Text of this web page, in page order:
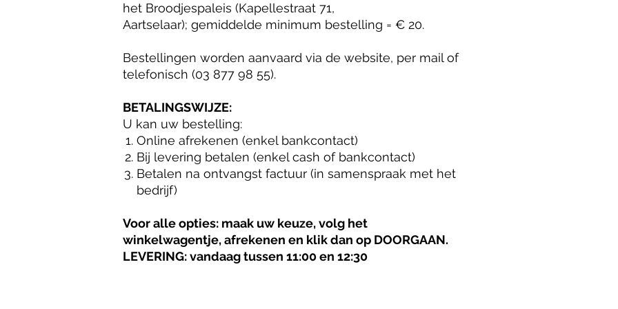
het Broodjespaleis (Kapellestraat 71,
Aartselaar); gemiddelde minimum bestelling = € 20.
Bestellingen worden aanvaard via de website, per mail of
telefonisch (03 877 98 55).
BETALINGSWIJZE:
U kan uw bestelling:
Online afrekenen (enkel bankcontact)
Bij levering betalen (enkel cash of bankcontact)
Betalen na ontvangst factuur (in samenspraak met het
bedrijf)
Voor alle opties: maak uw keuze, volg het
winkelwagentje, afrekenen en klik dan op DOORGAAN.
LEVERING: vandaag tussen 11:00 en 12:30